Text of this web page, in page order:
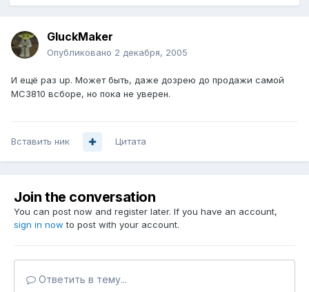
GluckMaker
Опубликовано 2 декабря, 2005
И ещё раз up. Может быть, даже дозрею до продажи самой
MC3810 всборе, но пока не уверен.
Вставить ник Цитата
Join the conversation
You can post now and register later. If you have an account,
sign in now to post with your account.
Ответить в тему...